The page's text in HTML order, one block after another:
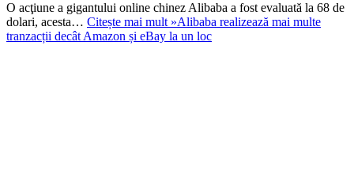
O acţiune a gigantului online chinez Alibaba a fost evaluată la 68 de
dolari, acesta… Citește mai mult »Alibaba realizează mai multe
tranzacții decât Amazon și eBay la un loc